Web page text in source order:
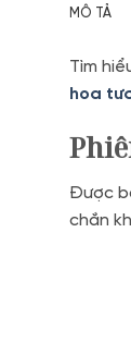
MÔ TẢ
Tìm
hoa
Được
chắn